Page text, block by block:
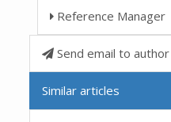
Reference Manager
Send email to author
Similar articles